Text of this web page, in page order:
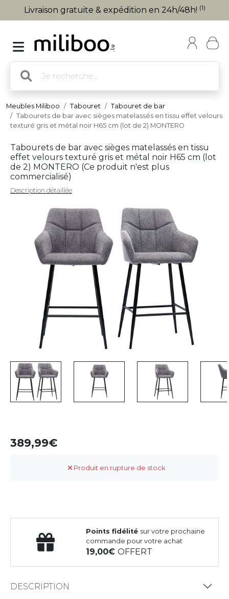
Livraison gratuite & expédition en 24h/48h! (1)
Meubles Miliboo Tabouret
Tabouret de bar
Tabourets de bar avec sièges matelassés en tissu effet velours
texturé gris et métal noir H65 cm (lot de 2) MONTERO
Tabourets de bar avec sièges matelassés en tissu
effet velours texturé gris et métal noir H65 cm (lot
de 2) MONTERO (Ce produit n'est plus
commercialisé)
Description détaillée
389,99
Produit en rupture de stock
Points fidélité sur votre prochaine
commande pour votre achat
19,00OFFERT
DESCRIPTION